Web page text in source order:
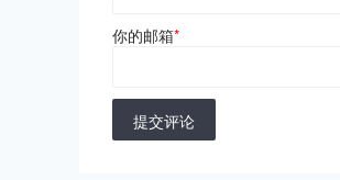
你的邮箱*
提交评论